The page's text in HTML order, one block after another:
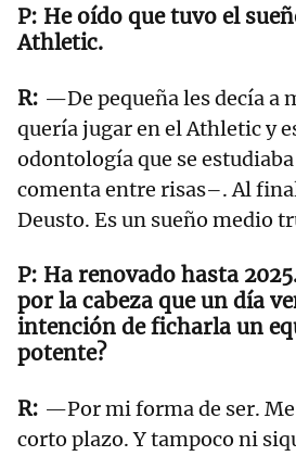
He oído que tuvo el
Athletic.
—De pequeña les decía a
quería jugar en el Athletic y
odontología que se
comenta entre risas–. Al
Deusto. Es un sueño medio
Ha renovado hasta
por la cabeza que un día
intención de ficharla un
potente?
—Por mi forma de ser.
corto plazo. Y tampoco ni